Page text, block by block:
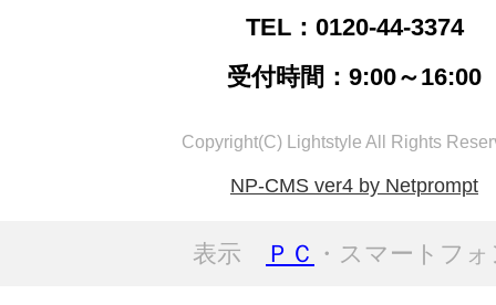
TEL：0120-44-3374
受付時間：9:00～16:00
Copyright(C) Lightstyle All Rights
NP-CMS ver4 by Netprompt
表示 ＰＣ ・スマートフ